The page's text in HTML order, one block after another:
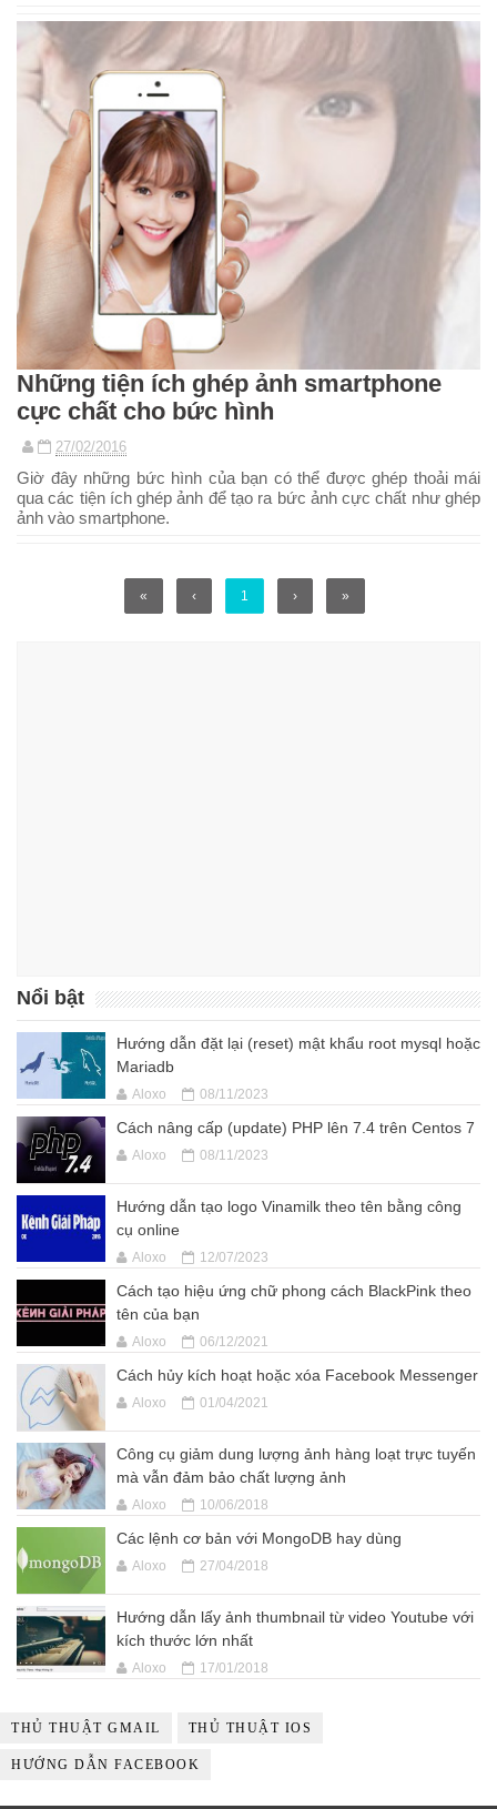
Những tiện ích ghép ảnh smartphone
cực chất cho bức hình
27/02/2016
Giờ đây những bức hình của bạn có thể được ghép thoải mái
qua các tiện ích ghép ảnh để tạo ra bức ảnh cực chất như ghép
ảnh vào smartphone.
« ‹ 1 › »
Nổi bật
Hướng dẫn đặt lại (reset) mật khẩu root mysql hoặc
Mariadb
Aloxo 08/11/2023
Cách nâng cấp (update) PHP lên 7.4 trên Centos 7
Aloxo 08/11/2023
Hướng dẫn tạo logo Vinamilk theo tên bằng công
cụ online
Aloxo 12/07/2023
Cách tạo hiệu ứng chữ phong cách BlackPink theo
tên của bạn
Aloxo 06/12/2021
Cách hủy kích hoạt hoặc xóa Facebook Messenger
Aloxo 01/04/2021
Công cụ giảm dung lượng ảnh hàng loạt trực tuyến
mà vẫn đảm bảo chất lượng ảnh
Aloxo 10/06/2018
Các lệnh cơ bản với MongoDB hay dùng
Aloxo 27/04/2018
Hướng dẫn lấy ảnh thumbnail từ video Youtube với
kích thước lớn nhất
Aloxo 17/01/2018
THỦ THUẬT GMAIL THỦ THUẬT IOS
HƯỚNG DẪN FACEBOOK